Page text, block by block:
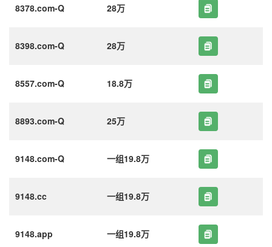
8378.com-Q 28万
8398.com-Q 28万
8557.com-Q 18.8万
8893.com-Q 25万
9148.com-Q 一组19.8万
9148.cc 一组19.8万
9148.app 一组19.8万